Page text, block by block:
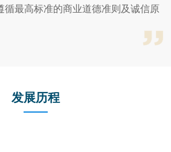
循最高标准的商业道德准则及诚信原
发展历程